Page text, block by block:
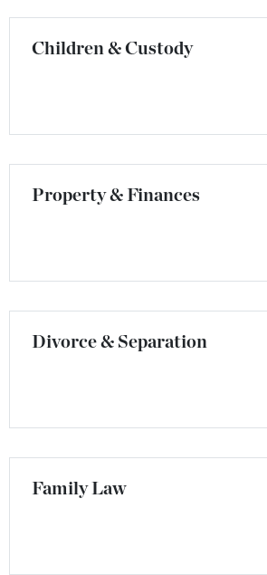
Children & Custody
Property & Finances
Divorce & Separation
Family Law